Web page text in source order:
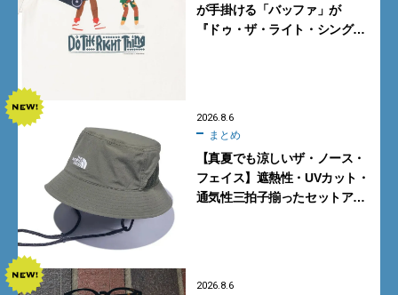
が手掛ける「バッファ」が
『ドゥ・ザ・ライト・シング』
2026.8.6
まとめ
【真夏でも涼しいザ・ノース・
フェイス】遮熱性・UVカット・
通気性三拍子揃ったセットアッ
2026.8.6